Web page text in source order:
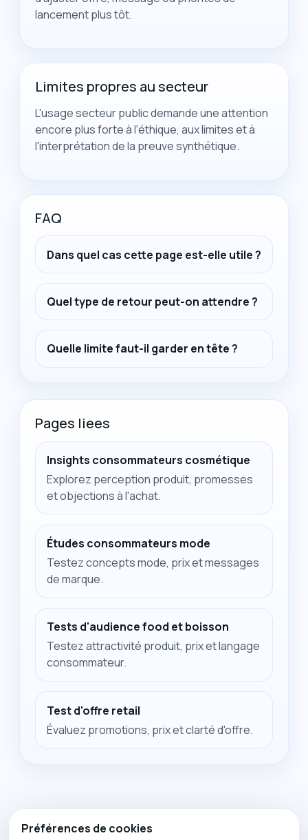
Préférences de cookies
lancement plus tôt.
Limites propres au secteur
L'usage secteur public demande une attention
encore plus forte à l'éthique, aux limites et à
l'interprétation de la preuve synthétique.
FAQ
Dans quel cas cette page est-elle utile ?
Quel type de retour peut-on attendre ?
Quelle limite faut-il garder en tête ?
Pages liees
Insights consommateurs cosmétique
Explorez perception produit, promesses
et objections à l'achat.
Études consommateurs mode
Testez concepts mode, prix et messages
de marque.
Tests d'audience food et boisson
Testez attractivité produit, prix et langage
consommateur.
Test d'offre retail
Évaluez promotions, prix et clarté d'offre.